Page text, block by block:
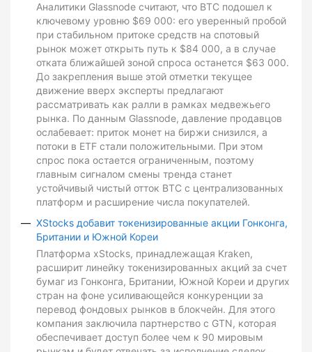
Аналитики Glassnode считают, что BTC подошел к
ключевому уровню $69 000: его уверенный пробой
при стабильном притоке средств на спотовый
рынок может открыть путь к $84 000, а в случае
отката ближайшей зоной спроса останется $63 000.
До закрепления выше этой отметки текущее
движение вверх эксперты предлагают
рассматривать как ралли в рамках медвежьего
рынка. По данным Glassnode, давление продавцов
ослабевает: приток монет на биржи снизился, а
потоки в ETF стали положительными. При этом
спрос пока остается ограниченным, поэтому
главным сигналом смены тренда станет
устойчивый чистый отток BTC с централизованных
платформ и расширение числа покупателей.
XStocks добавит токенизированные акции Гонконга,
Британии и Южной Кореи
Платформа xStocks, принадлежащая Kraken,
расширит линейку токенизированных акций за счет
бумаг из Гонконга, Британии, Южной Кореи и других
стран на фоне усиливающейся конкуренции за
перевод фондовых рынков в блокчейн. Для этого
компания заключила партнерство с GTN, которая
обеспечивает доступ более чем к 90 мировым